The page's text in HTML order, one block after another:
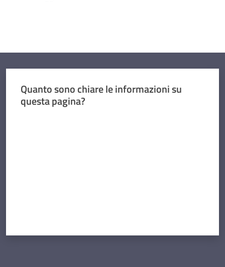
Quanto sono chiare le informazioni su
questa pagina?